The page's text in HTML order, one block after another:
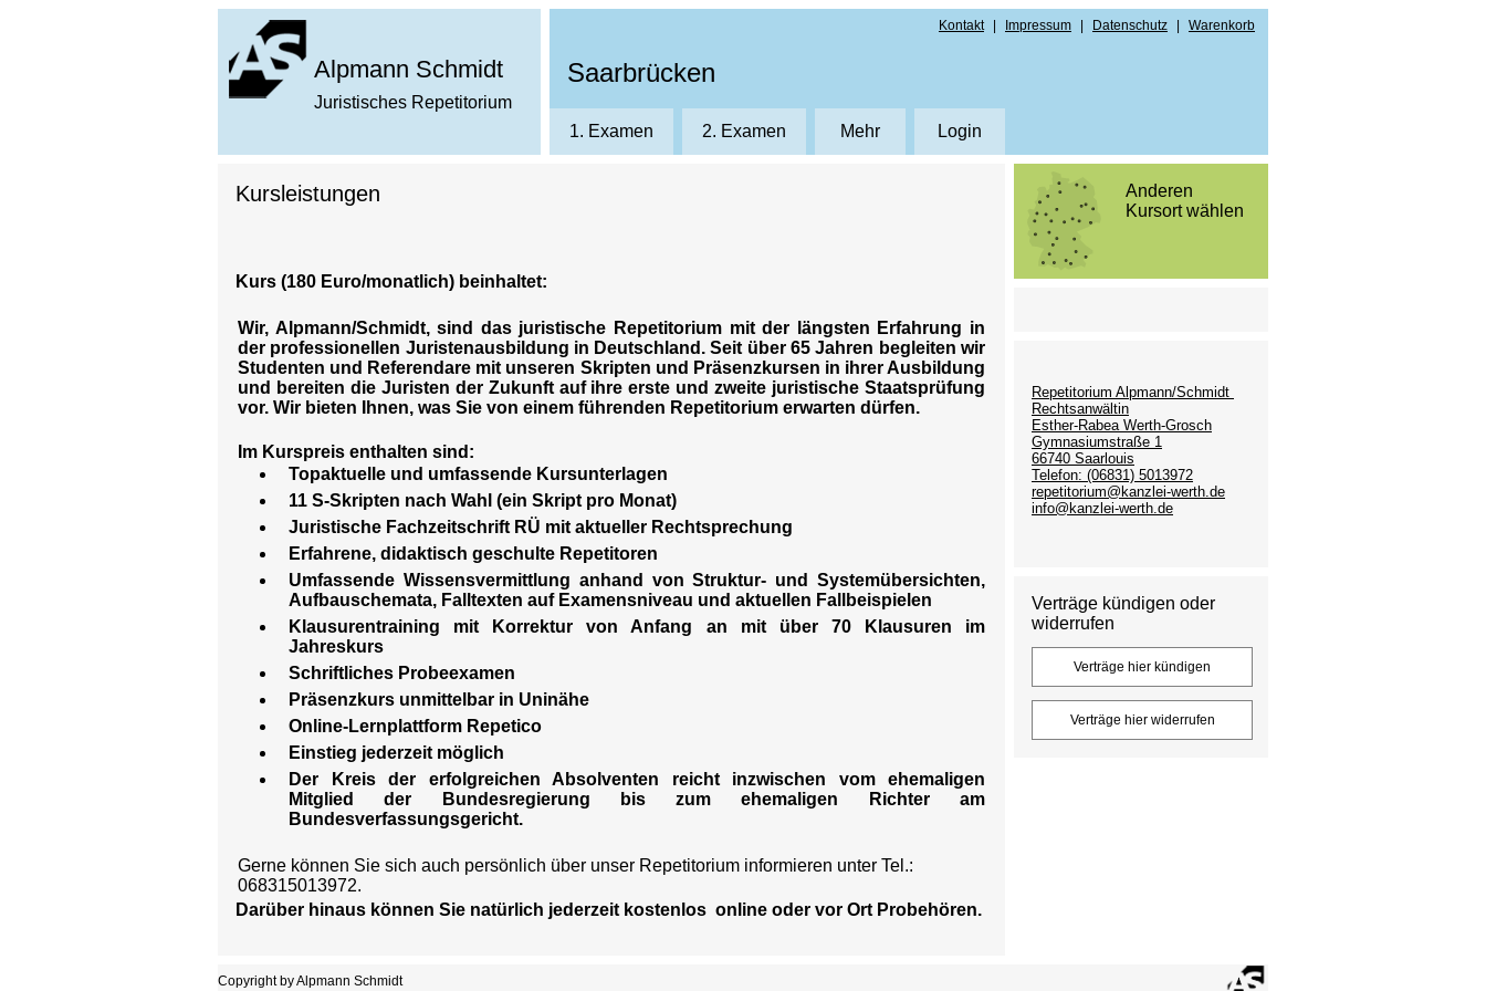
Alpmann Schmidt
Juristisches Repetitorium
Kontakt Impressum Datenschutz Warenkorb
Saarbrücken
1. Examen
Crashkurse
2. Examen Mehr Login
Neukundenregistrierung
Kursleistungen
Kurs (180 Euro/monatlich) beinhaltet:
Wir, Alpmann/Schmidt, sind das juristische Repetitorium mit der längsten Erfahrung in
der professionellen Juristenausbildung in Deutschland. Seit über 65 Jahren begleiten wir
Studenten und Referendare mit unseren Skripten und Präsenzkursen in ihrer Ausbildung
und bereiten die Juristen der Zukunft auf ihre erste und zweite juristische Staatsprüfung
vor. Wir bieten Ihnen, was Sie von einem führenden Repetitorium erwarten dürfen.
Im Kurspreis enthalten sind:
Topaktuelle und umfassende Kursunterlagen
11 S-Skripten nach Wahl (ein Skript pro Monat)
Juristische Fachzeitschrift RÜ mit aktueller Rechtsprechung
Erfahrene, didaktisch geschulte Repetitoren
Umfassende Wissensvermittlung anhand von Struktur- und Systemübersichten,
Aufbauschemata, Falltexten auf Examensniveau und aktuellen Fallbeispielen
Klausurentraining mit Korrektur von Anfang an mit über 70 Klausuren im
Jahreskurs
Schriftliches Probeexamen
Präsenzkurs unmittelbar in Uninähe
Online-Lernplattform Repetico
Einstieg jederzeit möglich
Der Kreis der erfolgreichen Absolventen reicht inzwischen vom ehemaligen
Mitglied der Bundesregierung bis zum ehemaligen Richter am
Bundesverfassungsgericht.
Gerne können Sie sich auch persönlich über unser Repetitorium informieren unter Tel.:
068315013972.
Darüber hinaus können Sie natürlich jederzeit kostenlos online oder vor Ort Probehören.
Anderen
Kursort wählen
Repetitorium Alpmann/Schmidt
Rechtsanwältin
Esther-Rabea Werth-Grosch
Gymnasiumstraße 1
66740 Saarlouis
Telefon: (06831) 5013972
repetitorium@kanzlei-werth.de
info@kanzlei-werth.de
Verträge kündigen oder
widerrufen
Copyright by Alpmann Schmidt